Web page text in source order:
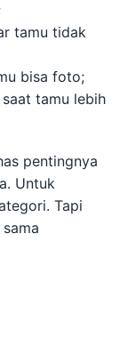
tamu tidak
bisa foto;
tamu lebih
pentingnya
Untuk
Tapi